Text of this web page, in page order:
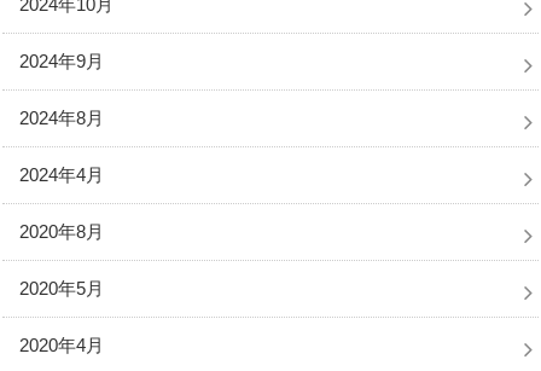
2024年10月
2024年9月
2024年8月
2024年4月
2020年8月
2020年5月
2020年4月